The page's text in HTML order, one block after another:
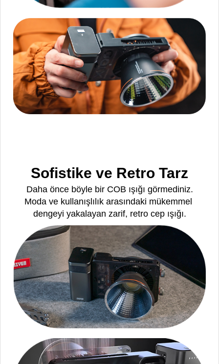
Sofistike ve Retro Tarz
Daha önce böyle bir COB ışığı görmediniz.
Moda ve kullanışlılık arasındaki mükemmel
dengeyi yakalayan zarif, retro cep ışığı.